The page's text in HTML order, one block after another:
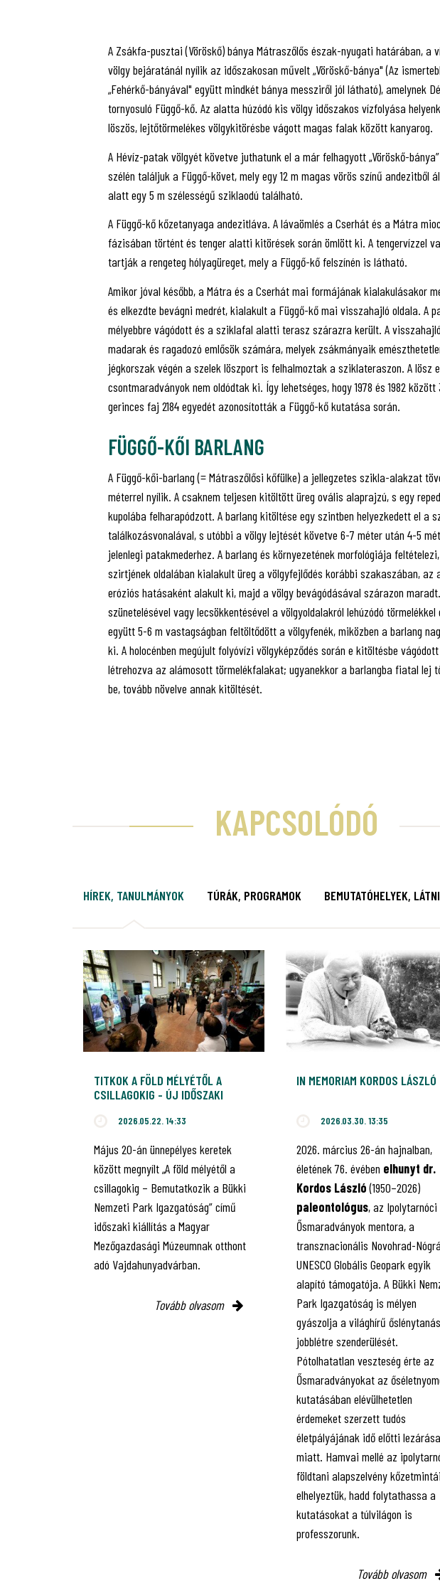
A Zsákfa-pusztai (Vöröskő) bánya Mátraszőlős észak-nyugati határában, a
völgy bejáratánál nyílik az időszakosan művelt „Vöröskő-bánya" (Az
„Fehérkő-bányával" együtt mindkét bánya messziről jól látható), amelynek
tornyosuló Függő-kő. Az alatta húzódó kis völgy időszakos vízfolyása
löszös, lejtőtörmelékes völgykitörésbe vágott magas falak között kanyarog.
A Hévíz-patak völgyét követve juthatunk el a már felhagyott „Vöröskő-
szélén találjuk a Függő-követ, mely egy 12 m magas vörös színű andezitből
alatt egy 5 m szélességű sziklaodú található.
A Függő-kő kőzetanyaga andezitláva. A lávaömlés a Cserhát és a Mátra
fázisában történt és tenger alatti kitörések során ömlött ki. A tengervízzel
tartják a rengeteg hólyagüreget, mely a Függő-kő felszínén is látható.
Amikor jóval később, a Mátra és a Cserhát mai formájának kialakulásakor
és elkezdte bevágni medrét, kialakult a Függő-kő mai visszahajló oldala. A
mélyebbre vágódott és a sziklafal alatti terasz szárazra került. A
madarak és ragadozó emlősök számára, melyek zsákmányaik
jégkorszak végén a szelek löszport is felhalmoztak a sziklateraszon. A lösz
csontmaradványok nem oldódtak ki. Így lehetséges, hogy 1978 és 1982
gerinces faj 2184 egyedét azonosították a Függő-kő kutatása során.
FÜGGŐ-KŐI BARLANG
A Függő-kői-barlang (= Mátraszőlősi kőfülke) a jellegzetes szikla-alakzat
méterrel nyílik. A csaknem teljesen kitöltött üreg ovális alaprajzú, s egy
kupolába felharapódzott. A barlang kitöltése egy szintben helyezkedett el a
találkozásvonalával, s utóbbi a völgy lejtését követve 6-7 méter után 4-5
jelenlegi patakmederhez. A barlang és környezetének morfológiája
szirtjének oldalában kialakult üreg a völgyfejlődés korábbi szakaszában,
eróziós hatásaként alakult ki, majd a völgy bevágódásával szárazon
szünetelésével vagy lecsökkentésével a völgyoldalakról lehúzódó
együtt 5-6 m vastagságban feltöltődött a völgyfenék, miközben a barlang
ki. A holocénben megújult folyóvízi völgyképződés során e kitöltésbe
létrehozva az alámosott törmelékfalakat; ugyanekkor a barlangba fiatal lej
be, tovább növelve annak kitöltését.
KAPCSOLÓDÓ
HÍREK, TANULMÁNYOK TÚRÁK, PROGRAMOK BEMUTATÓHELYEK,
TITKOK A FÖLD MÉLYÉTŐL A
CSILLAGOKIG - ÚJ IDŐSZAKI
VAJDAHUNYADVÁRBAN, AMELY A
IGAZGATÓSÁGOT MUTATJA BE
2026.05.22. 14:33
Május 20-án ünnepélyes keretek
között megnyílt „A föld mélyétől a
csillagokig – Bemutatkozik a Bükki
Nemzeti Park Igazgatóság” című
időszaki kiállítás a Magyar
Mezőgazdasági Múzeumnak otthont
adó Vajdahunyadvárban.
Tovább olvasom
IN MEMORIAM KORDOS LÁSZLÓ
2026.03.30. 13:35
2026. március 26-án hajnalban,
életének 76. évében elhunyt dr.
Kordos László(1950–2026)
paleontológus, az Ipolytarnóci
Ősmaradványok mentora, a
transznacionális Novohrad-
UNESCO Globális Geopark egyik
alapító támogatója. A Bükki
Park Igazgatóság is mélyen
gyászolja a világhírű
jobblétre szenderülését.
Pótolhatatlan veszteség érte az
Ősmaradványokat az
kutatásában elévülhetetlen
érdemeket szerzett tudós
életpályájának idő előtti lezárása
miatt. Hamvai mellé az
földtani alapszelvény
elhelyeztük, hadd folytathassa a
kutatásokat a túlvilágon is
professzorunk.
Tovább olvasom